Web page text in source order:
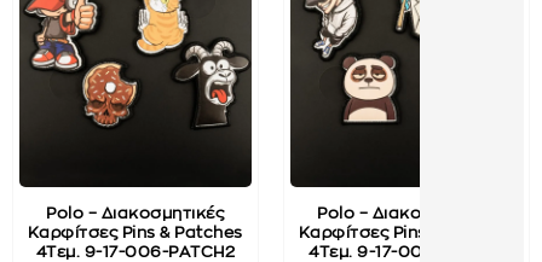
Polo – Διακοσμητικές
Καρφίτσες Pins & Patches
4Τεμ. 9-17-006-PATCH2
Polo – Διακοσμητικές
Καρφίτσες Pins & Patches
4Τεμ. 9-17-006-PATCH1